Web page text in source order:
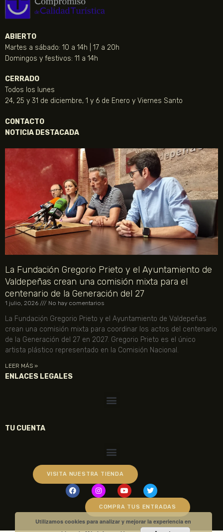
ABIERTO
Martes a sábado: 10 a 14h | 17 a 20h
Domingos y festivos: 11 a 14h
CERRADO
Todos los lunes
24, 25 y 31 de diciembre, 1 y 6 de Enero y Viernes Santo
CONTACTO
NOTICIA DESTACADA
La Fundación Gregorio Prieto y el Ayuntamiento de
Valdepeñas crean una comisión mixta para el
centenario de la Generación del 27
1 julio, 2026 No hay comentarios
La Fundación Gregorio Prieto y el Ayuntamiento de Valdepeñas
crean una comisión mixta para coordinar los actos del centenario
de la Generación del 27 en 2027. Gregorio Prieto es el único
artista plástico representado en la Comisión Nacional.
LEER MÁS »
ENLACES LEGALES
TU CUENTA
VISITA NUESTRA TIENDA
COMPRA TUS ENTRADAS
Utilizamos cookies para analizar y mejorar la experiencia en